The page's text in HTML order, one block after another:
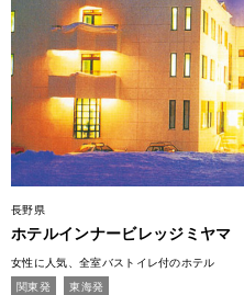
長野県
ホテルインナービレッジミヤマ
女性に人気、全室バストイレ付のホテル
関東発
東海発